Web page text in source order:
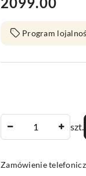
Program
szt.
Zamówienie